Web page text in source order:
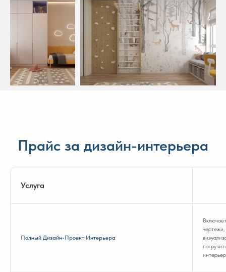
Прайс за дизайн-интерьера
Услуга
Полный Дизайн-Проект Интерьера